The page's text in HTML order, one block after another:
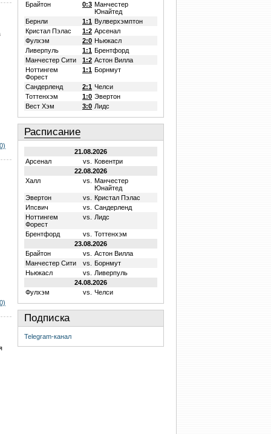
Брайтон
0:3 Манчестер
Юнайтед
Бернли
1:1 Вулверхэмптон
Кристал Пэлас
1:2 Арсенал
Фулхэм
2:0 Ньюкасл
Ливерпуль
1:1 Брентфорд
Манчестер Сити
1:2 Астон Вилла
Ноттингем
Форест
1:1 Борнмут
Сандерленд 2:1 Челси
Тоттенхэм
1:0 Эвертон
Вест Хэм
3:0 Лидс
Расписание
21.08.2026
Арсенал
vs.
Ковентри
22.08.2026
Халл
vs.
Манчестер
Юнайтед
Эвертон
vs.
Кристал Пэлас
Ипсвич
vs.
Сандерленд
Ноттингем
Форест
vs. Лидс
Брентфорд vs.
Тоттенхэм
23.08.2026
Брайтон
vs.
Астон Вилла
Манчестер Сити
vs.
Борнмут
Ньюкасл
vs.
Ливерпуль
24.08.2026
Фулхэм
vs. Челси
Подписка
Telegram-канал